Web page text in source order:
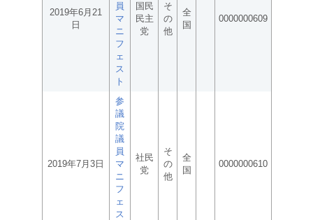
2019年6月21
日
員
マ
ニ
フ
ェ
ス
ト
国民
民主
党
そ
の
他
全
国
0000000609
2019年7月3日
参
議
院
議
員
マ
ニ
フ
ェ
ス
社民
党
そ
の
他
全
国
0000000610